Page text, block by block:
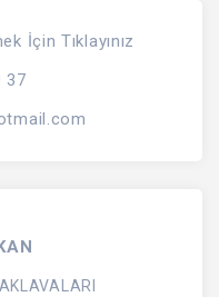
İçin Tıklayınız
37